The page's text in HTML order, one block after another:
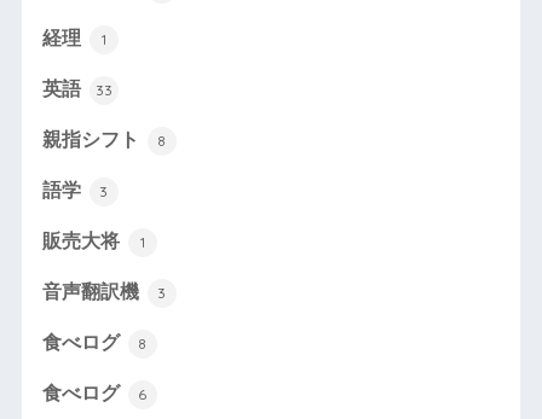
経理 1
英語 33
親指シフト 8
語学 3
販売大将 1
音声翻訳機 3
食べログ 8
食べログ 6